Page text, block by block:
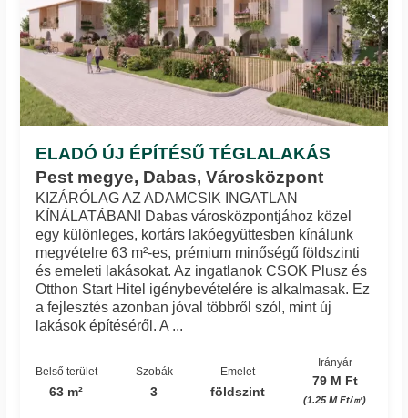
ELADÓ ÚJ ÉPÍTÉSŰ TÉGLALAKÁS
Pest megye, Dabas, Városközpont
KIZÁRÓLAG AZ ADAMCSIK INGATLAN
KÍNÁLATÁBAN! Dabas városközpontjához közel
egy különleges, kortárs lakóegyüttesben kínálunk
megvételre 63 m²-es, prémium minőségű földszinti
és emeleti lakásokat. Az ingatlanok CSOK Plusz és
Otthon Start Hitel igénybevételére is alkalmasak. Ez
a fejlesztés azonban jóval többről szól, mint új
lakások építéséről. A ...
Belső terület
63 m²
Szobák
3
Emelet
földszint
Irányár
79 M Ft
(1.25 M Ft/㎡)